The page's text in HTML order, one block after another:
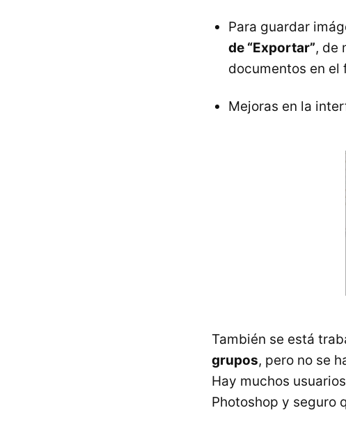
Para guardar
de “Exportar”, de
documentos en el
Mejoras en la
También se está
grupos, pero no se
Hay muchos
Photoshop y seguro